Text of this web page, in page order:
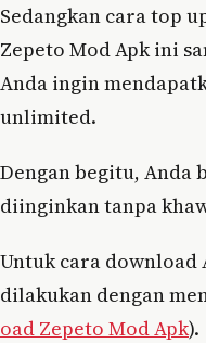
Sedangkan cara top
Zepeto Mod Apk ini
Anda ingin
unlimited.
Dengan begitu, Anda
diinginkan tanpa
Untuk cara download
dilakukan dengan
oad Zepeto Mod Apk).